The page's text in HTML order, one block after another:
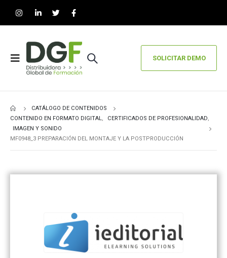
SOLICITAR DEMO
CATÁLOGO DE CONTENIDOS
CONTENIDO EN FORMATO DIGITAL, CERTIFICADOS DE PROFESIONALIDAD,
IMAGEN Y SONIDO
MF0948_3 PREPARACIÓN DEL MONTAJE Y LA POSTPRODUCCIÓN